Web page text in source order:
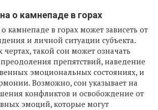
о камнепаде в горах
камнепаде в горах может зависеть от
и личной ситуации субъекта.
такой сон может означать
препятствий, наведение
эмоциональных состояниях, и
Возможно, сон указывает на
конфликтов и освобождение от
эмоций, которые могут